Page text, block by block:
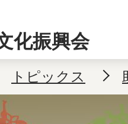
化振興会
トピックス